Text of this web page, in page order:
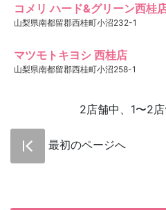
コメリ ハード&グリーン西桂
山梨県南都留郡西桂町小沼232-1
マツモトキヨシ 西桂店
山梨県南都留郡西桂町小沼258-1
2店舗中、1〜2
最初のページへ